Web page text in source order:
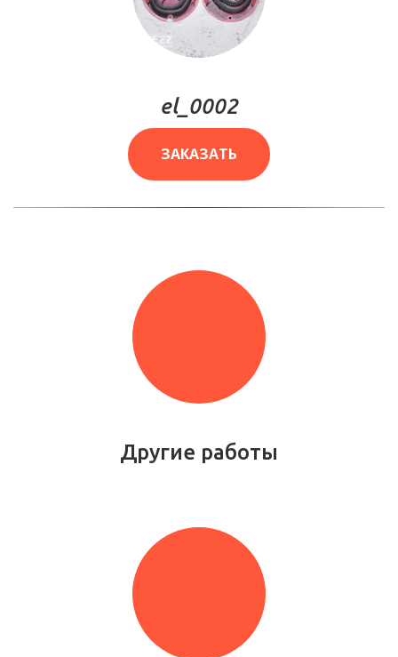
el_0002
ЗАКАЗАТЬ
Другие работы